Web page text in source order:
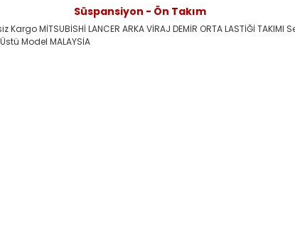
Süspansiyon - Ön Takım